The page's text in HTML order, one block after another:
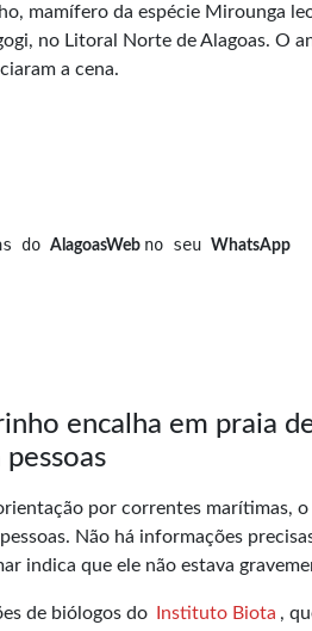
mamífero da espécie Mirounga
no Litoral Norte de Alagoas. O
a cena.
do AlagoasWeb no seu WhatsApp
encalha em praia
por correntes marítimas,
Não há informações
indica que ele não estava
de biólogos do Instituto Biota ,